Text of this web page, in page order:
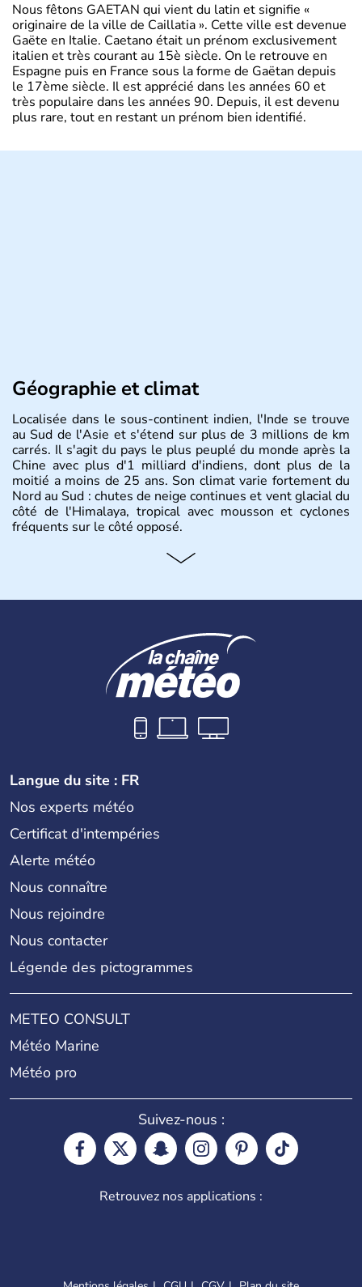
Nous fêtons GAETAN qui vient du latin et signifie «
originaire de la ville de Caillatia ». Cette ville est devenue
Gaëte en Italie. Caetano était un prénom exclusivement
italien et très courant au 15è siècle. On le retrouve en
Espagne puis en France sous la forme de Gaëtan depuis
le 17ème siècle. Il est apprécié dans les années 60 et
très populaire dans les années 90. Depuis, il est devenu
plus rare, tout en restant un prénom bien identifié.
Géographie et climat
Localisée dans le sous-continent indien, l'Inde se trouve
au Sud de l'Asie et s'étend sur plus de 3 millions de km
carrés. Il s'agit du pays le plus peuplé du monde après la
Chine avec plus d'1 milliard d'indiens, dont plus de la
moitié a moins de 25 ans. Son climat varie fortement du
Nord au Sud : chutes de neige continues et vent glacial du
côté de l'Himalaya, tropical avec mousson et cyclones
fréquents sur le côté opposé.
Histoire et administration
de 4 religions : l'hindouisme, le bouddhisme, le jaïnisme
siècle, l'Inde reste sous la domination de l'empire
britannique jusqu'à l'obtention de son indépendance en
1947. Le Taj Mahal, mausolée construit par un empereur
en l'honneur de son épouse, a été édifié dans les années
1640 et est aujourd'hui considéré comme l'une des 7
merveilles du monde.
Langue du site : FR
Nos experts météo
Certificat d'intempéries
Alerte météo
Nous connaître
Nous rejoindre
Nous contacter
Légende des pictogrammes
METEO CONSULT
Météo Marine
Météo pro
Suivez-nous :
Retrouvez nos applications :